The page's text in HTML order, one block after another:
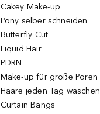
Cakey Make-up
Pony selber schneiden
Butterfly Cut
Liquid Hair
PDRN
Make-up für große Poren
Haare jeden Tag waschen
Curtain Bangs